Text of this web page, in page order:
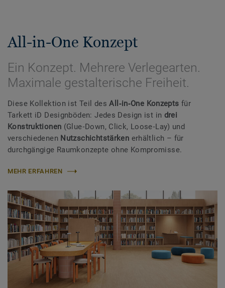
All-in-One Konzept
Ein Konzept. Mehrere Verlegearten.
Maximale gestalterische Freiheit.
Diese Kollektion ist Teil desAll‑in‑One Konzepts für
Tarkett iD Designböden: Jedes Design ist in drei
Konstruktionen (Glue‑Down, Click, Loose‑Lay) und
verschiedenen Nutzschichtstärken erhältlich – für
durchgängige Raumkonzepte ohne Kompromisse.
MEHR ERFAHREN